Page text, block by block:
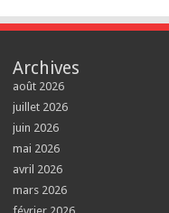
Archives
août 2026
juillet 2026
juin 2026
mai 2026
avril 2026
mars 2026